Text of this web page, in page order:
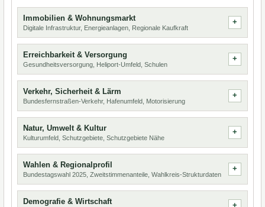
Immobilien & Wohnungsmarkt
Digitale Infrastruktur, Energieanlagen, Regionale Kaufkraft
Erreichbarkeit & Versorgung
Gesundheitsversorgung, Heliport-Umfeld, Schulen
Verkehr, Sicherheit & Lärm
Bundesfernstraßen-Verkehr, Hafenumfeld, Motorisierung
Natur, Umwelt & Kultur
Kulturumfeld, Schutzgebiete, Schutzgebiete Nähe
Wahlen & Regionalprofil
Bundestagswahl 2025, Zweitstimmenanteile, Wahlkreis-Strukturdaten
Demografie & Wirtschaft